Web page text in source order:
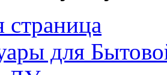
страница
для